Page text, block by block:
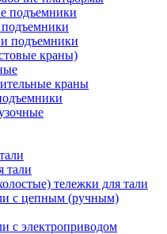
подъемники
подъемники
краны)
краны
тали
тележки для тали
с цепным (ручным)
с электроприводом